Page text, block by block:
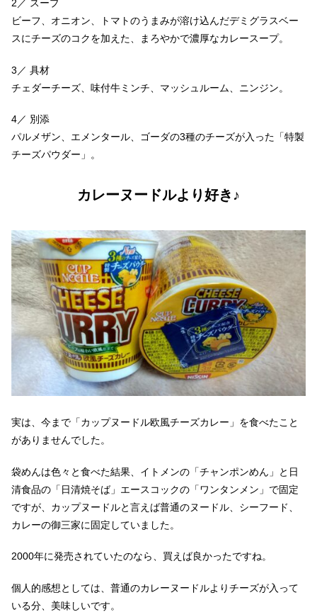
2／ スープ
ビーフ、オニオン、トマトのうまみが溶け込んだデミグラスベー
スにチーズのコクを加えた、まろやかで濃厚なカレースープ。
3／ 具材
チェダーチーズ、味付牛ミンチ、マッシュルーム、ニンジン。
4／ 別添
パルメザン、エメンタール、ゴーダの3種のチーズが入った「特製
チーズパウダー」。
カレーヌードルより好き♪
実は、今まで「カップヌードル欧風チーズカレー」を食べたこと
がありませんでした。
袋めんは色々と食べた結果、イトメンの「チャンポンめん」と日
清食品の「日清焼そば」エースコックの「ワンタンメン」で固定
ですが、カップヌードルと言えば普通のヌードル、シーフード、
カレーの御三家に固定していました。
2000年に発売されていたのなら、買えば良かったですね。
個人的感想としては、普通のカレーヌードルよりチーズが入って
いる分、美味しいです。